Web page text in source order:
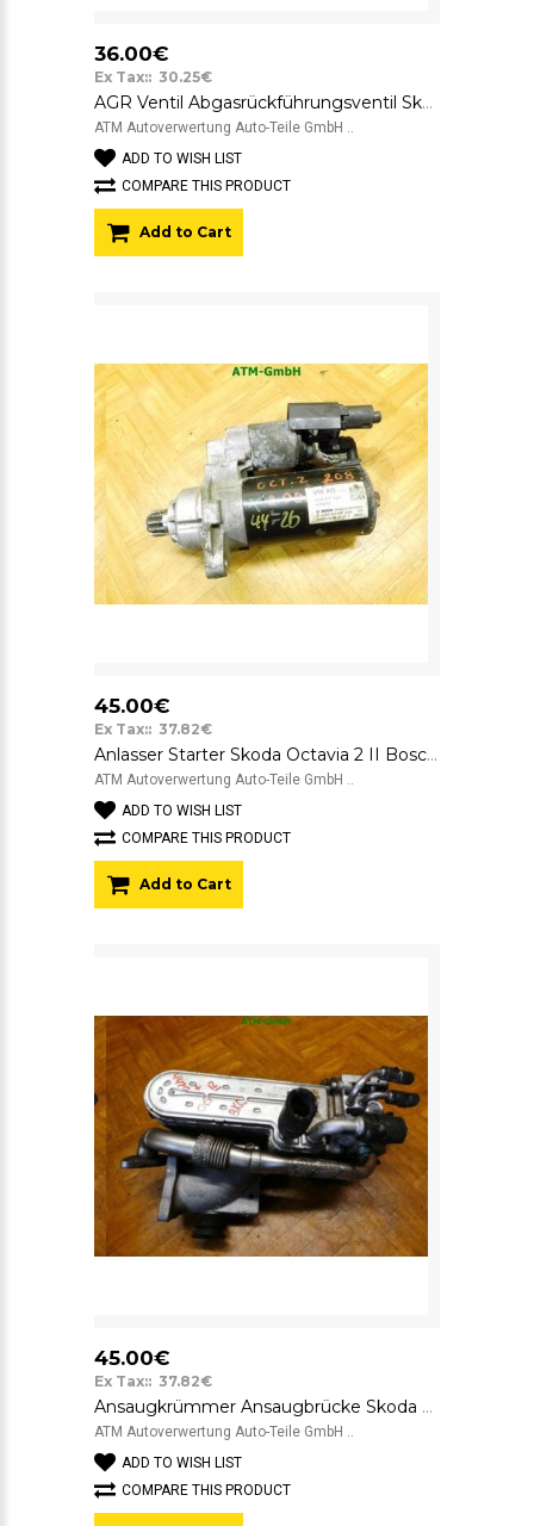
36.00€
Ex Tax:: 30.25€
AGR Ventil Abgasrückführungsventil Skoda Octavia 2 II 038131501AF
ATM Autoverwertung Auto-Teile GmbH ..
ADD TO WISH LIST
COMPARE THIS PRODUCT
Add to Cart
45.00€
Ex Tax:: 37.82€
Anlasser Starter Skoda Octavia 2 II Bosch 02M911024 0001123038
ATM Autoverwertung Auto-Teile GmbH ..
ADD TO WISH LIST
COMPARE THIS PRODUCT
Add to Cart
45.00€
Ex Tax:: 37.82€
Ansaugkrümmer Ansaugbrücke Skoda Octavia 2 II 038131513AD
ATM Autoverwertung Auto-Teile GmbH ..
ADD TO WISH LIST
COMPARE THIS PRODUCT